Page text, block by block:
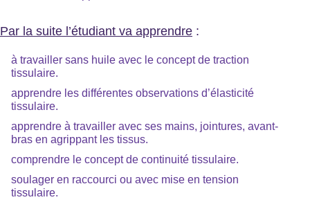
Par la suite l’étudiant va apprendre :
à travailler sans huile avec le concept de traction
tissulaire.
apprendre les différentes observations d’élasticité
tissulaire.
apprendre à travailler avec ses mains, jointures, avant-
bras en agrippant les tissus.
comprendre le concept de continuité tissulaire.
soulager en raccourci ou avec mise en tension
tissulaire.